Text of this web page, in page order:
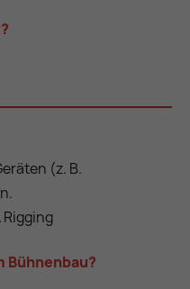
(z. B.
Bühnenbau?